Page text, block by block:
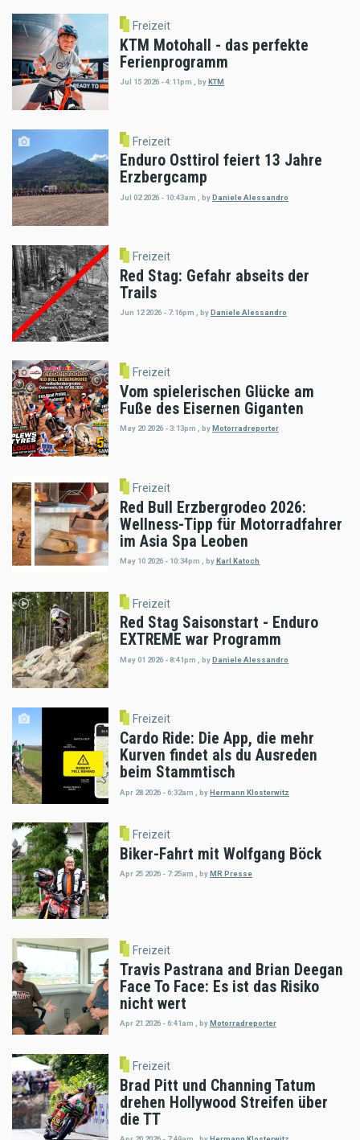
Freizeit
KTM Motohall - das perfekte
Ferienprogramm
Jul 15 2026 - 4:11pm byKTM
Freizeit
Enduro Osttirol feiert 13 Jahre
Erzbergcamp
Jul 02 2026 - 10:43am byDaniele Alessandro
Freizeit
Red Stag: Gefahr abseits der
Trails
Jun 12 2026 - 7:16pm , by Daniele Alessandro
Freizeit
Vom spielerischen Glücke am
Fuße des Eisernen Giganten
May 20 2026 - 3:13pm byMotorradreporter
Freizeit
Red Bull Erzbergrodeo 2026:
Wellness-Tipp für Motorradfahrer
im Asia Spa Leoben
May 10 2026 - 10:34pm byKarl Katoch
Freizeit
Red Stag Saisonstart - Enduro
EXTREME war Programm
May 01 2026 - 8:41pm byDaniele Alessandro
Freizeit
Cardo Ride: Die App, die mehr
Kurven findet als du Ausreden
beim Stammtisch
Apr 28 2026 - 6:32am byHermann Klosterwitz
Freizeit
Biker-Fahrt mit Wolfgang Böck
Apr 25 2026 - 7:25am , byMR Presse
Freizeit
Travis Pastrana and Brian Deegan
Face To Face: Es ist das Risiko
nicht wert
Apr 21 2026 - 6:41am byMotorradreporter
Freizeit
Brad Pitt und Channing Tatum
drehen Hollywood Streifen über
die TT